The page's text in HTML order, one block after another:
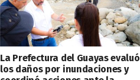
La Prefectura del Guayas evaluó
los daños por inundaciones y